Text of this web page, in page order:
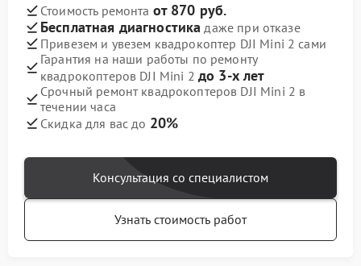
Стоимость ремонта от 870 руб.
Бесплатная диагностика даже при отказе
Привезем и увезем квадрокоптер DJI Mini 2 сами
Гарантия на наши работы по ремонту
квадрокоптеров DJI Mini 2 до 3-х лет
Срочный ремонт квадрокоптеров DJI Mini 2 в
течении часа
Скидка для вас до 20%
Консультация со специалистом
Узнать стоимость работ